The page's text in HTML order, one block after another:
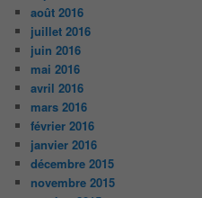
août 2016
juillet 2016
juin 2016
mai 2016
avril 2016
mars 2016
février 2016
janvier 2016
décembre 2015
novembre 2015